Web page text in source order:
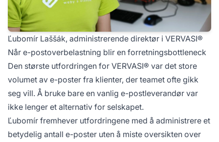
Ľubomír Laššák, administrerende direktør i VERVASI®
Når e-postoverbelastning blir en forretningsbottleneck
Den største utfordringen for VERVASI® var det store
volumet av e-poster fra klienter, der teamet ofte gikk
seg vill. Å bruke bare en vanlig e-postleverandør var
ikke lenger et alternativ for selskapet.
Ľubomír fremhever utfordringene med å administrere et
betydelig antall e-poster uten å miste oversikten over